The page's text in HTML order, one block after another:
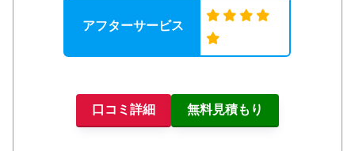
アフターサービス
口コミ詳細 無料見積もり